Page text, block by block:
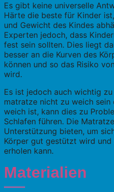
Es gibt keine universelle
Härte die beste für Kinder
und Gewicht des Kindes
Experten jedoch, dass
fest sein sollten. Dies liegt
besser an die Kurven des
können und so das Risiko
wird.
Es ist jedoch auch wichtig
matratze nicht zu weich
weich ist, kann dies zu
Schlafen führen. Die
Unterstützung bieten, um
Körper gut gestützt wird und
erholen kann.
Materialien